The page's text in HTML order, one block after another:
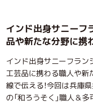
インド出身サニーフ
品や新たな分野に携
インド出身サニーフラン
工芸品に携わる職人や新
線で伝える！今回は兵庫
の「和ろうそく」職人＆